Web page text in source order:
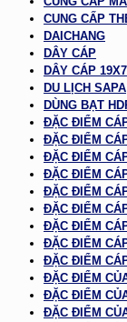
CUNG CẤP
DAICHANG
DÂY CÁP
DÂY CÁP 19X7
DU LỊCH SAPA
DÙNG BẠT
ĐẶC ĐIỂM
ĐẶC ĐIỂM
ĐẶC ĐIỂM
ĐẶC ĐIỂM
ĐẶC ĐIỂM
ĐẶC ĐIỂM
ĐẶC ĐIỂM
ĐẶC ĐIỂM
ĐẶC ĐIỂM
ĐẶC ĐIỂM
ĐẶC ĐIỂM
ĐẶC ĐIỂM